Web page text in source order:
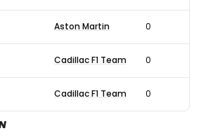
Aston Martin 0
Cadillac F1 Team 0
Cadillac F1 Team 0